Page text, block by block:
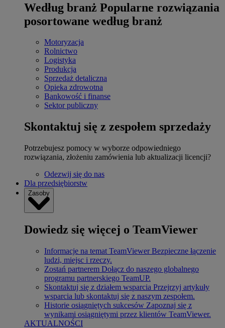
Według branż Popularne rozwiązania
posortowane według branż
Motoryzacja
Rolnictwo
Logistyka
Produkcja
Sprzedaż detaliczna
Opieka zdrowotna
Bankowość i finanse
Sektor publiczny
Skontaktuj się z zespołem sprzedaży
Potrzebujesz pomocy w wyborze odpowiedniego
rozwiązania, złożeniu zamówienia lub aktualizacji licencji?
Odezwij się do nas
Dla przedsiębiorstw
Zasoby
Dowiedz się więcej o TeamViewer
Informacje na temat TeamViewer Bezpieczne łączenie
ludzi, miejsc i rzeczy.
Zostań partnerem Dołącz do naszego globalnego
programu partnerskiego TeamUP.
Skontaktuj się z działem wsparcia Przejrzyj artykuły
wsparcia lub skontaktuj się z naszym zespołem.
Historie osiągniętych sukcesów Zapoznaj się z
wynikami osiągniętymi przez klientów TeamViewer.
AKTUALNOŚCI